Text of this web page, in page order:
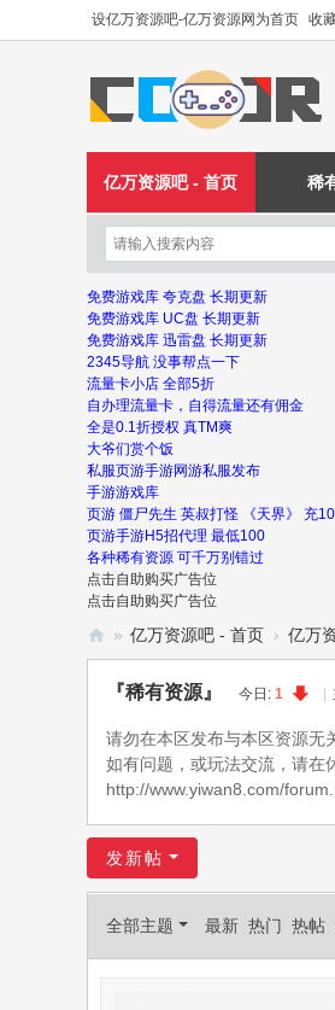
设亿万资源吧-亿万资源网为首页 收
亿万资源吧 - 首页 稀
免费游戏库 夸克盘 长期更新
免费游戏库 UC盘 长期更新
免费游戏库 迅雷盘 长期更新
2345导航 没事帮点一下
流量卡小店 全部5折
自办理流量卡，自得流量还有佣金
全是0.1折授权 真TM爽
大爷们赏个饭
私服页游手游网游私服发布
手游游戏库
页游 僵尸先生 英叔打怪 《天界》 充
页游手游H5招代理 最低100
各种稀有资源 可千万别错过
点击自助购买广告位
点击自助购买广告位
亿
» 亿万资源吧 - 首页 › 亿万
『稀有资源』 今日: 1
请勿在本区发布与本区资源无
如有问题，或玩法交流，请在
http://www.yiwan8.com/
发新帖
全部主题 最新 热门 热帖